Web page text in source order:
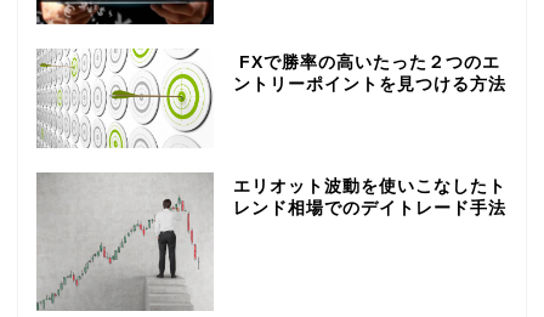
FXで勝率の高いたった２つのエ
ントリーポイントを見つける方法
エリオット波動を使いこなしたト
レンド相場でのデイトレード手法